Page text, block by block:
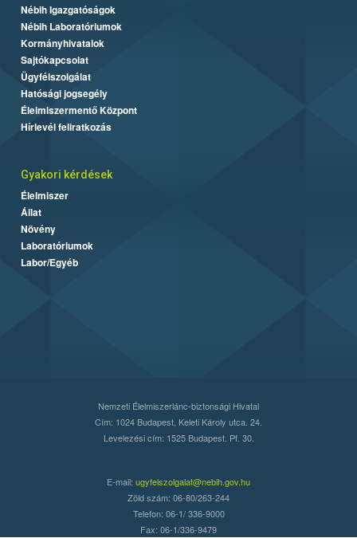
Nébih Igazgatóságok
Nébih Laboratóriumok
Kormányhivatalok
Sajtókapcsolat
Ügyfélszolgálat
Hatósági jogsegély
Élelmiszermentő Központ
Hírlevél feliratkozás
Gyakori kérdések
Élelmiszer
Állat
Növény
Laboratóriumok
Labor/Egyéb
Nemzeti Élelmiszerlánc-biztonsági Hivatal
Cím: 1024 Budapest, Keleti Károly utca. 24.
Levelezési cím: 1525 Budapest. Pf. 30.
E-mail: ugyfelszolgalat@nebih.gov.hu
Zöld szám: 06-80/263-244
Telefon: 06-1/ 336-9000
Fax: 06-1/336-9479